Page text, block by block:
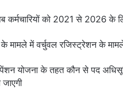
को 2021 से 2026 के
मामले में वर्चुवल रजिस्ट्रेशन के
योजना के तहत कौन से पद